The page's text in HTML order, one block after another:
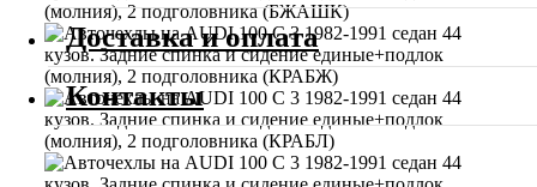
Доставка и оплата
Контакты